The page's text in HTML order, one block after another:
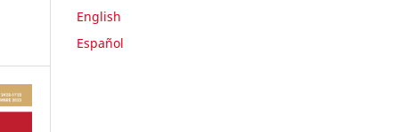
English
Español